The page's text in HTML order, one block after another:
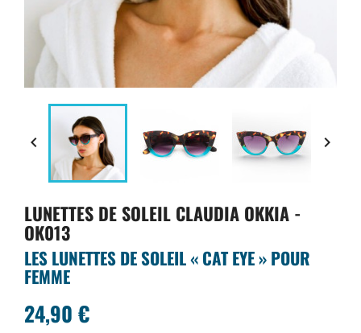
 
LUNETTES DE SOLEIL CLAUDIA OKKIA -
OK013
LES LUNETTES DE SOLEIL « CAT EYE » POUR
FEMME
24,90 €